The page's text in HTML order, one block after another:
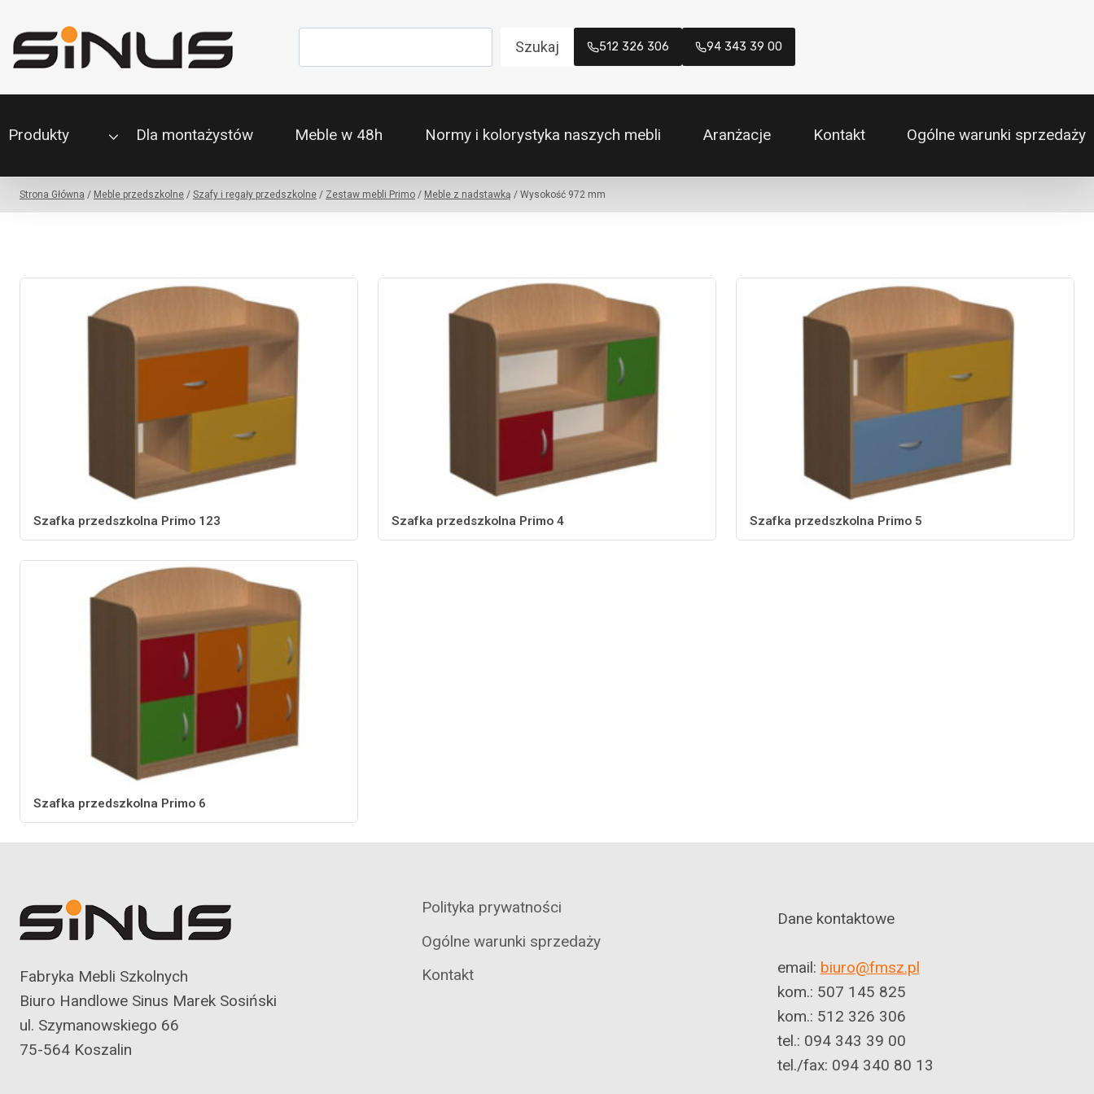
do
treści
Szukaj 512 326 306 94 343 39 00
Produkty Dla montażystów Meble w 48h Normy i kolorystyka naszych mebli Aranżacje Kontakt Ogólne warunki sprzedaży
Strona Główna / Meble przedszkolne / Szafy i regały przedszkolne / Zestaw mebli Primo / Meble z nadstawką / Wysokość 972 mm
Szafka przedszkolna Primo 123 Szafka przedszkolna Primo 4 Szafka przedszkolna Primo 5
Szafka przedszkolna Primo 6
Fabryka Mebli Szkolnych
Biuro Handlowe Sinus Marek Sosiński
ul. Szymanowskiego 66
75-564 Koszalin
Polityka prywatności
Ogólne warunki sprzedaży
Kontakt
Dane kontaktowe
email: biuro@fmsz.pl
kom.: 507 145 825
kom.: 512 326 306
tel.: 094 343 39 00
tel./fax: 094 340 80 13